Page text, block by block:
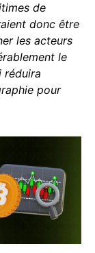
de
donc être
les acteurs
le
réduira
pour